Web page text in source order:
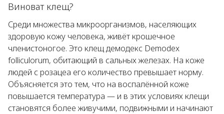
Виноват клещ?
Среди множества микроорганизмов, населяющих
здоровую кожу человека, живёт крошечное
членистоногое. Это клещ демодекс Demodex
folliculorum, обитающий в сальных железах. На коже
людей с розацеа его количество превышает норму.
Объясняется это тем, что на воспалённой коже
повышается температура — и в этих условиях клещи
становятся более живучими, подвижными и начинают